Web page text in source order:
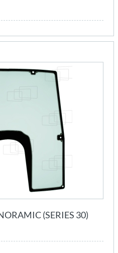
(SERIES 30)